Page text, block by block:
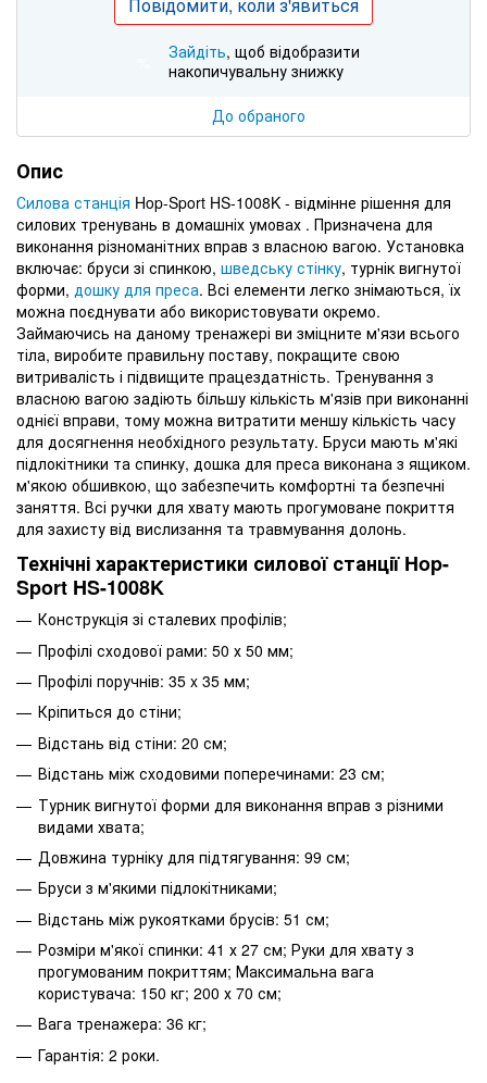
Зайдіть, щоб відобразити
накопичувальну знижку
До обраного
Опис
Силова станція Hop-Sport HS-1008K - відмінне рішення для
силових тренувань в домашніх умовах . Призначена для
виконання різноманітних вправ з власною вагою. Установка
включає: бруси зі спинкою, шведську стінку, турнік вигнутої
форми, дошку для преса. Всі елементи легко знімаються, їх
можна поєднувати або використовувати окремо.
Займаючись на даному тренажері ви зміцните м'язи всього
тіла, виробите правильну поставу, покращите свою
витривалість і підвищите працездатність. Тренування з
власною вагою задіють більшу кількість м'язів при виконанні
однієї вправи, тому можна витратити меншу кількість часу
для досягнення необхідного результату. Бруси мають м'які
підлокітники та спинку, дошка для преса виконана з ящиком.
м'якою обшивкою, що забезпечить комфортні та безпечні
заняття. Всі ручки для хвату мають прогумоване покриття
для захисту від вислизання та травмування долонь.
Технічні характеристики силової станції Hop-
Sport HS-1008K
Конструкція зі сталевих профілів;
Профілі сходової рами: 50 х 50 мм;
Профілі поручнів: 35 x 35 мм;
Кріпиться до стіни;
Відстань від стіни: 20 см;
Відстань між сходовими поперечинами: 23 см;
Турник вигнутої форми для виконання вправ з різними
видами хвата;
Довжина турніку для підтягування: 99 см;
Бруси з м'якими підлокітниками;
Відстань між рукоятками брусів: 51 см;
Розміри м'якої спинки: 41 х 27 см; Руки для хвату з
прогумованим покриттям; Максимальна вага
користувача: 150 кг; 200 х 70 см;
Вага тренажера: 36 кг;
Гарантія: 2 роки.